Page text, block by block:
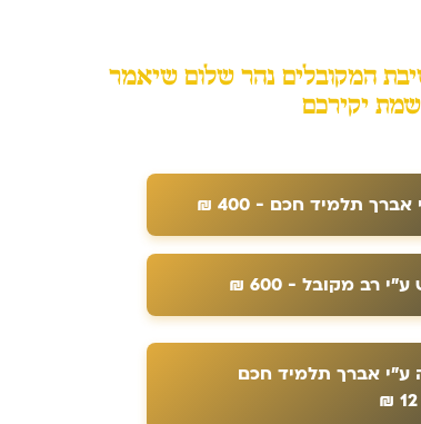
המקובלים נהר שלום שיאמר
יקירכם
תלמיד חכם - 400 ₪
רב מקובל - 600 ₪
אברך תלמיד חכם